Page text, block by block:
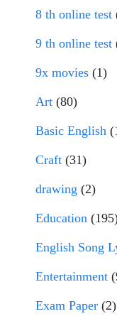
8 th online test
9 th online test
9x movies (1)
Art (80)
Basic English
Craft (31)
drawing (2)
Education
English Song
Entertainment
Exam Paper (2)